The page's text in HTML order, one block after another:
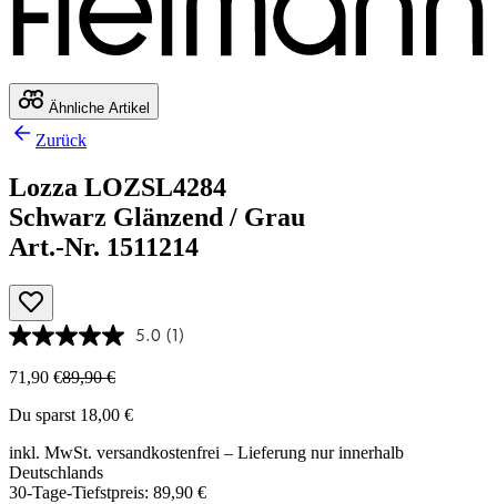
Ähnliche Artikel
Zurück
Lozza LOZSL4284
Schwarz Glänzend / Grau
Art.-Nr. 1511214
5.0 (1)
71,90 €89,90 €
Du sparst 18,00 €
inkl. MwSt. versandkostenfrei – Lieferung nur innerhalb
Deutschlands
30-Tage-Tiefstpreis: 89,90 €